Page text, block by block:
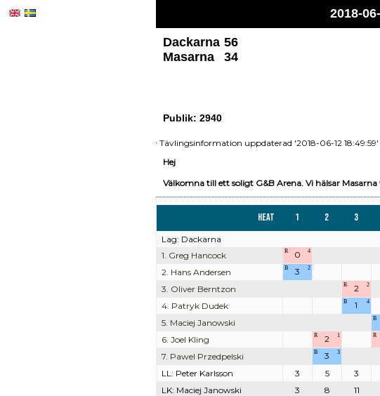
2018-
Dackarna 56
Masarna
34
Publik: 2940
Tävlingsinformation uppdaterad '2018-06-12 18:49:59'
Hej
Välkomna till ett soligt G&B Arena. Vi hälsar
Heat 1 2 3
Lag: Dackarna
1. Greg Hancock
R 0 4
2. Hans Andersen
B 3 2
3. Oliver Berntzon
R 2 2
4. Patryk Dudek
B 1 4
5. Maciej Janowski
B
6. Joel Kling
R 2 1 R
7. Pawel Przedpelski
B 3 3
LL: Peter Karlsson
3 5 3
LK: Maciej Janowski 3 8 11